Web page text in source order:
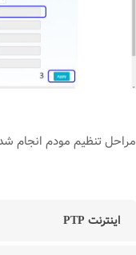
مراحل تنظیم مودم انجام
اینترنت PTP